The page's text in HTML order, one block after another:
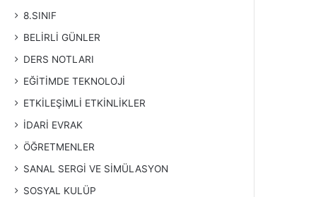
8.SINIF
BELİRLİ GÜNLER
DERS NOTLARI
EĞİTİMDE TEKNOLOJİ
ETKİLEŞİMLİ ETKİNLİKLER
İDARİ EVRAK
ÖĞRETMENLER
SANAL SERGİ VE SİMÜLASYON
SOSYAL KULÜP